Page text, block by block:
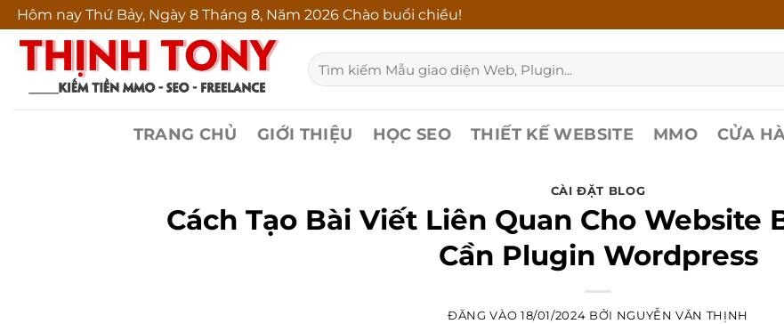
Bỏ
qua
dung
Hôm nay Thứ Bảy, Ngày 8 Tháng 8, Năm 2026 Chào buổi chiều!
Tìm
kiếm:
TRANG CHỦ GIỚI THIỆU HỌC SEO THIẾT KẾ WEBSITE MMO CỬA
CÀI ĐẶT BLOG
Cách Tạo Bài Viết Liên Quan Cho Website
Cần Plugin Wordpress
ĐĂNG VÀO 18/01/2024 BỞI NGUYỄN VĂN THỊNH